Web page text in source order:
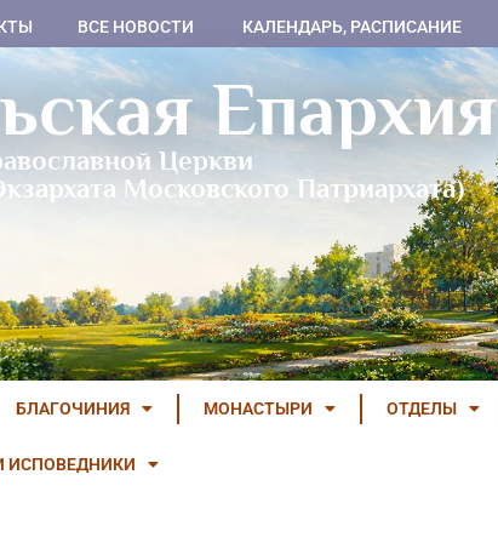
ВСЕ НОВОСТИ КАЛЕНДАРЬ, РАСПИСАНИЕ
Епархия
Церкви
Московского Патриархата)
БЛАГОЧИНИЯ МОНАСТЫРИ ОТДЕЛЫ
ИСПОВЕДНИКИ